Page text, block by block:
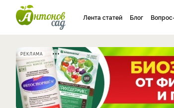
Лента статей Блог
РЕКЛАМА